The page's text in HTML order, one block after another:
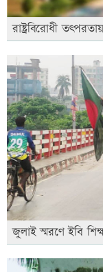
রাষ্ট্রবিরোধী
জুলাই স্মরণে ইবি